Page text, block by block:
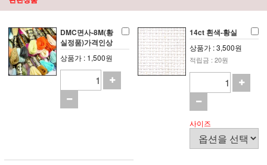
DMC면사-8M(황
실정품)가격인상
상품가 : 1,500원
14ct 흰색-황실
상품가 : 3,500원
적립금 : 20원
사이즈